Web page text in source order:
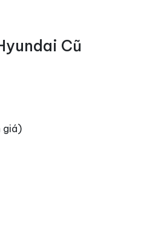
Cũ
giá)